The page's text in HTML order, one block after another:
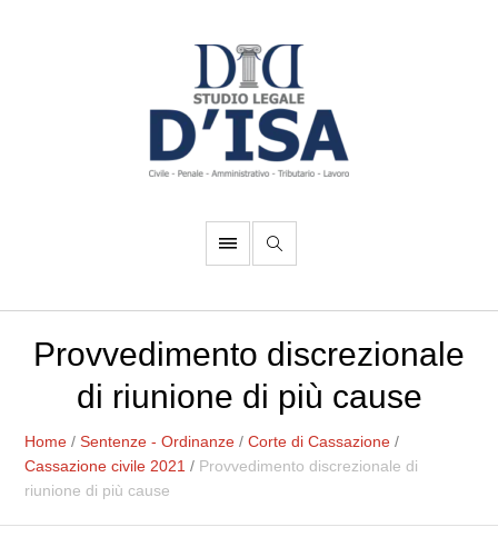
Provvedimento discrezionale
di riunione di più cause
Home /Sentenze - Ordinanze /Corte di Cassazione /
Cassazione civile 2021 / Provvedimento discrezionale di
riunione di più cause